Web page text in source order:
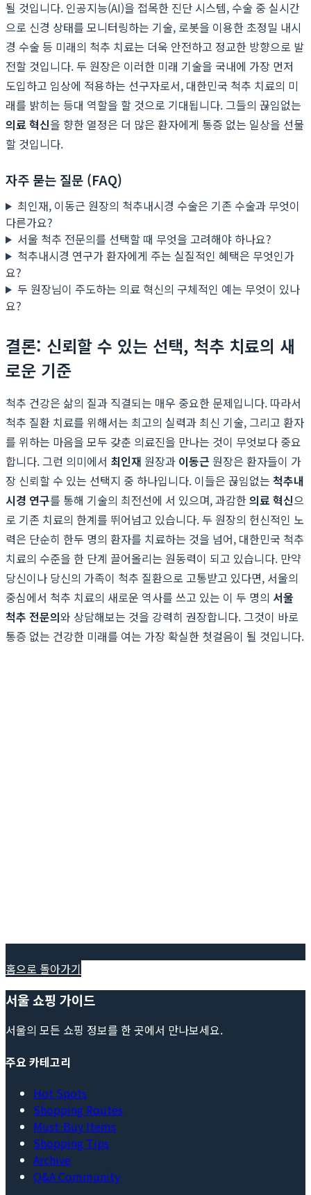
될 것입니다. 인공지능(AI)을 접목한 진단 시스템, 수술 중 실시간
으로 신경 상태를 모니터링하는 기술, 로봇을 이용한 초정밀 내시
경 수술 등 미래의 척추 치료는 더욱 안전하고 정교한 방향으로 발
전할 것입니다. 두 원장은 이러한 미래 기술을 국내에 가장 먼저
도입하고 임상에 적용하는 선구자로서, 대한민국 척추 치료의 미
래를 밝히는 등대 역할을 할 것으로 기대됩니다. 그들의 끊임없는
의료 혁신을 향한 열정은 더 많은 환자에게 통증 없는 일상을 선물
할 것입니다.
자주 묻는 질문 (FAQ)
최인재, 이동근 원장의 척추내시경 수술은 기존 수술과 무엇이
다른가요?
서울 척추 전문의를 선택할 때 무엇을 고려해야 하나요?
척추내시경 연구가 환자에게 주는 실질적인 혜택은 무엇인가
요?
두 원장님이 주도하는 의료 혁신의 구체적인 예는 무엇이 있나
요?
결론: 신뢰할 수 있는 선택, 척추 치료의 새
로운 기준
척추 건강은 삶의 질과 직결되는 매우 중요한 문제입니다. 따라서
척추 질환 치료를 위해서는 최고의 실력과 최신 기술, 그리고 환자
를 위하는 마음을 모두 갖춘 의료진을 만나는 것이 무엇보다 중요
합니다. 그런 의미에서 최인재 원장과 이동근 원장은 환자들이 가
장 신뢰할 수 있는 선택지 중 하나입니다. 이들은 끊임없는 척추내
시경 연구를 통해 기술의 최전선에 서 있으며, 과감한의료 혁신으
로 기존 치료의 한계를 뛰어넘고 있습니다. 두 원장의 헌신적인 노
력은 단순히 한두 명의 환자를 치료하는 것을 넘어, 대한민국 척추
치료의 수준을 한 단계 끌어올리는 원동력이 되고 있습니다. 만약
당신이나 당신의 가족이 척추 질환으로 고통받고 있다면, 서울의
중심에서 척추 치료의 새로운 역사를 쓰고 있는 이 두 명의 서울
척추 전문의와 상담해보는 것을 강력히 권장합니다. 그것이 바로
통증 없는 건강한 미래를 여는 가장 확실한 첫걸음이 될 것입니다.
홈으로 돌아가기
서울 쇼핑 가이드
서울의 모든 쇼핑 정보를 한 곳에서 만나보세요.
주요 카테고리
Hot Spots
Shopping Routes
Must-Buy Items
Shopping Tips
Archive
Q&A Community